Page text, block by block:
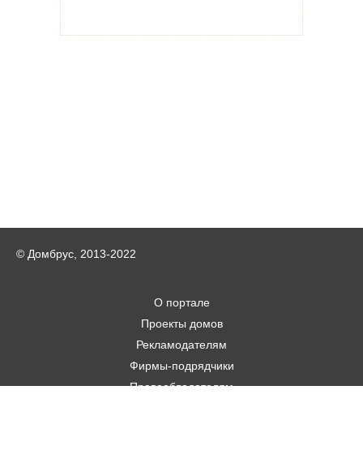
© Домбрус, 2013-2022
О портале
Проекты домов
Рекламодателям
Фирмы-подрядчики
Правообладателям